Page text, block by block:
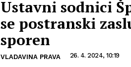
Ustavni sodnici
se postranski
sporen
VLADAVINA PRAVA 26. 4. 2024, 10:19